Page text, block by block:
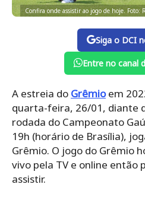
Confira onde assistir ao jogo de hoje.
Siga o DCI
Entre no canal
A estreia do Grêmioem
quarta-feira, 26/01, diante
rodada do Campeonato
19h (horário de Brasília),
Grêmio. O jogo do Grêmio
vivo pela TV e online então
assistir.